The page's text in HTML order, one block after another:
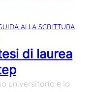
ALLA SCRITTURA
di laurea
universitario e la